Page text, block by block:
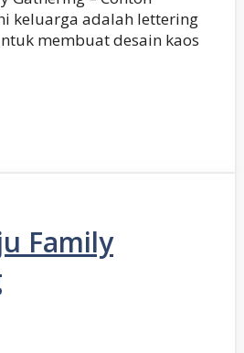
keluarga adalah lettering
membuat desain kaos
Family